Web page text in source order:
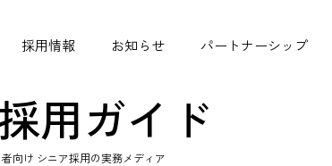
採用情報 お知らせ パートナーシップ
用ガイド
向け シニア採用の実務メディア